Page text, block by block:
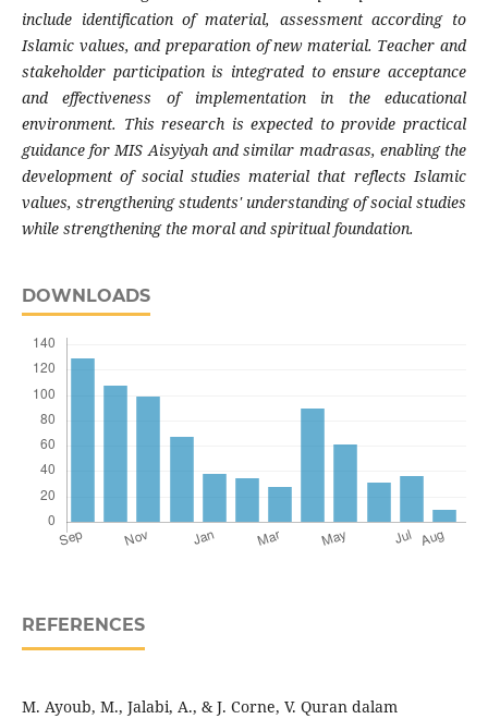
include identification of material, assessment according to
Islamic values, and preparation of new material. Teacher and
stakeholder participation is integrated to ensure acceptance
and effectiveness of implementation in the educational
environment. This research is expected to provide practical
guidance for MIS Aisyiyah and similar madrasas, enabling the
development of social studies material that reflects Islamic
values, strengthening students' understanding of social studies
while strengthening the moral and spiritual foundation.
DOWNLOADS
REFERENCES
M. Ayoub, M., Jalabi, A., & J. Corne, V. Quran dalam